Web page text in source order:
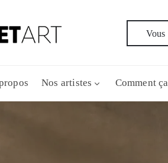
Vous
Nos artistes Comment